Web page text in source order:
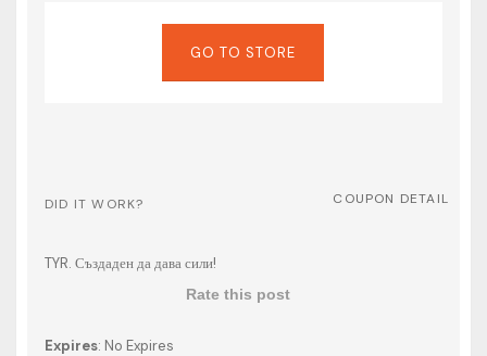
GO TO STORE
DID IT WORK? COUPON DETAIL
TYR. Създаден да дава сили!
Rate this post
Expires: No Expires